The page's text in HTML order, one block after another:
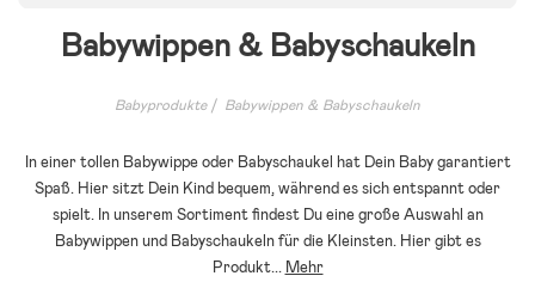
Babywippen & Babyschaukeln
Babyprodukte Babywippen & Babyschaukeln
In einer tollen Babywippe oder Babyschaukel hat Dein Baby garantiert
Spaß. Hier sitzt Dein Kind bequem, während es sich entspannt oder
spielt. In unserem Sortiment findest Du eine große Auswahl an
Babywippen und Babyschaukeln für die Kleinsten. Hier gibt es
Produkt... Mehr